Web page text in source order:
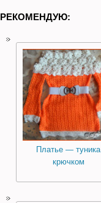
РЕКОМЕНДУЮ:
Платье — туника
крючком